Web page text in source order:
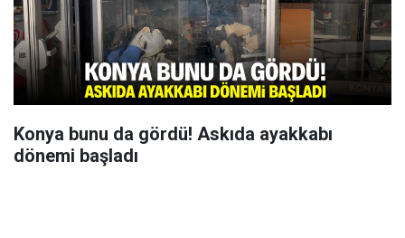
Konya bunu da gördü! Askıda ayakkabı
dönemi başladı